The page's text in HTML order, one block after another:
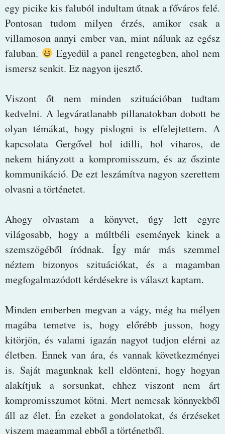
egy picike kis faluból indultam útnak a főváros felé.
Pontosan tudom milyen érzés, amikor csak a
villamoson annyi ember van, mint nálunk az egész
faluban.
Egyedül a panel rengetegben, ahol nem
ismersz senkit. Ez nagyon ijesztő.
Viszont őt nem minden szituációban tudtam
kedvelni. A legváratlanabb pillanatokban dobott be
olyan témákat, hogy pislogni is elfelejtettem. A
kapcsolata Gergővel hol idilli, hol viharos, de
nekem hiányzott a kompromisszum, és az őszinte
kommunikáció. De ezt leszámítva nagyon szerettem
olvasni a történetet.
Ahogy olvastam a könyvet, úgy lett egyre
világosabb, hogy a múltbéli események kinek a
szemszögéből íródnak. Így már más szemmel
néztem bizonyos szituációkat, és a magamban
megfogalmazódott kérdésekre is választ kaptam.
Minden emberben megvan a vágy, még ha mélyen
magába temetve is, hogy előrébb jusson, hogy
kitörjön, és valami igazán nagyot tudjon elérni az
életben. Ennek van ára, és vannak következményei
is. Saját magunknak kell eldönteni, hogy hogyan
alakítjuk a sorsunkat, ehhez viszont nem árt
kompromisszumot kötni. Mert nemcsak könnyekből
áll az élet. Én ezeket a gondolatokat, és érzéseket
viszem magammal ebből a történetből.